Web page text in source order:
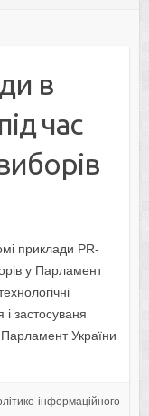
в
час
приклади PR-
у Парламент
застосуваня
Парламент України
інформаційного